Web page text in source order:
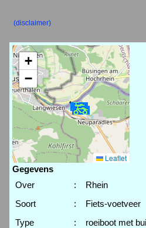
(disclaimer)
+
−
Leaflet
Gegevens
Over
:
Rhein
Soort
:
Fiets-voetveer
Type
:
roeiboot met